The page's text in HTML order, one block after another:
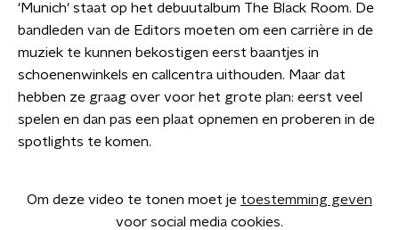
'Munich' staat op het debuutalbum The Black Room. De
bandleden van de Editors moeten om een carrière in de
muziek te kunnen bekostigen eerst baantjes in
schoenenwinkels en callcentra uithouden. Maar dat
hebben ze graag over voor het grote plan: eerst veel
spelen en dan pas een plaat opnemen en proberen in de
spotlights te komen.
Om deze video te tonen moet je toestemming geven
voor social media cookies.